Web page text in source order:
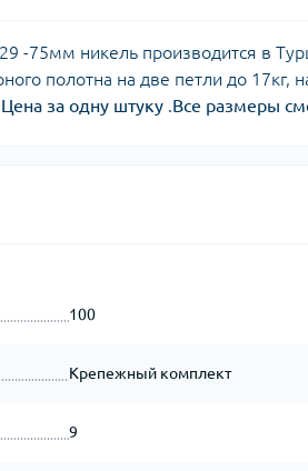
-75мм никель производится в
полотна на две петли до 17кг,
Цена за одну штуку .Все размеры
100
Крепежный комплект
9